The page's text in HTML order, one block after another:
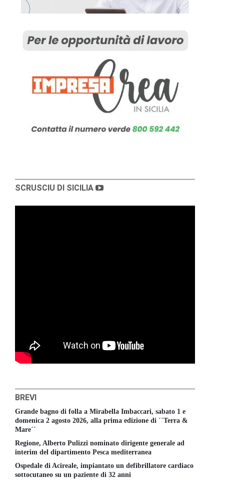
SCRUSCIU DI SICILIA
BREVI
Grande bagno di folla a Mirabella Imbaccari, sabato 1 e
domenica 2 agosto 2026, alla prima edizione di ´´Terra &
Mare´´
Regione, Alberto Pulizzi nominato dirigente generale ad
interim del dipartimento Pesca mediterranea
Ospedale di Acireale, impiantato un defibrillatore cardiaco
sottocutaneo su un paziente di 32 anni